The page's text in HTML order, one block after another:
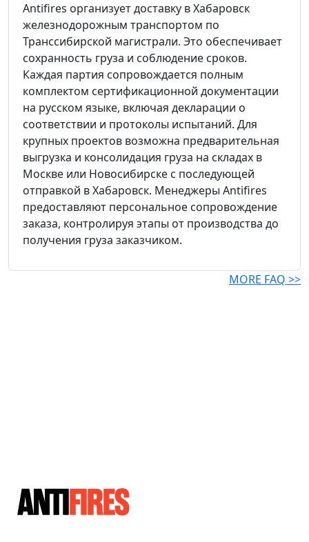
Antifires организует доставку в Хабаровск
железнодорожным транспортом по
Транссибирской магистрали. Это обеспечивает
сохранность груза и соблюдение сроков.
Каждая партия сопровождается полным
комплектом сертификационной документации
на русском языке, включая декларации о
соответствии и протоколы испытаний. Для
крупных проектов возможна предварительная
выгрузка и консолидация груза на складах в
Москве или Новосибирске с последующей
отправкой в Хабаровск. Менеджеры Antifires
предоставляют персональное сопровождение
заказа, контролируя этапы от производства до
получения груза заказчиком.
MORE FAQ >>